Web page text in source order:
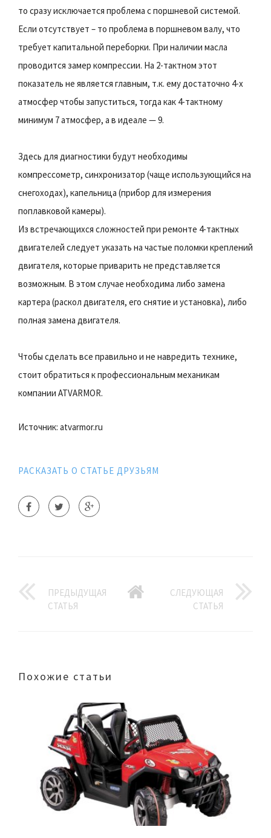
то сразу исключается проблема с поршневой системой.
Если отсутствует – то проблема в поршневом валу, что
требует капитальной переборки. При наличии масла
проводится замер компрессии. На 2-тактном этот
показатель не является главным, т.к. ему достаточно 4-х
атмосфер чтобы запуститься, тогда как 4-тактному
минимум 7 атмосфер, а в идеале — 9.
Здесь для диагностики будут необходимы
компрессометр, синхронизатор (чаще использующийся на
снегоходах), капельница (прибор для измерения
поплавковой камеры).
Из встречающихся сложностей при ремонте 4-тактных
двигателей следует указать на частые поломки креплений
двигателя, которые приварить не представляется
возможным. В этом случае необходима либо замена
картера (раскол двигателя, его снятие и установка), либо
полная замена двигателя.
Чтобы сделать все правильно и не навредить технике,
стоит обратиться к профессиональным механикам
компании ATVARMOR.
Источник: atvarmor.ru
РАСКАЗАТЬ О СТАТЬЕ ДРУЗЬЯМ
ПРЕДЫДУЩАЯ
СТАТЬЯ
СЛЕДУЮЩАЯ
СТАТЬЯ
Похожие статьи